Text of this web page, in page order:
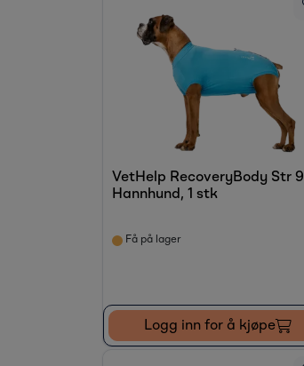
VetHelp RecoveryBody Str 9
Hannhund, 1 stk
Få på lager
Logg inn for å kjøpe